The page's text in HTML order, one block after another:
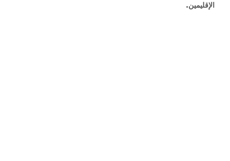
الإقليمين.